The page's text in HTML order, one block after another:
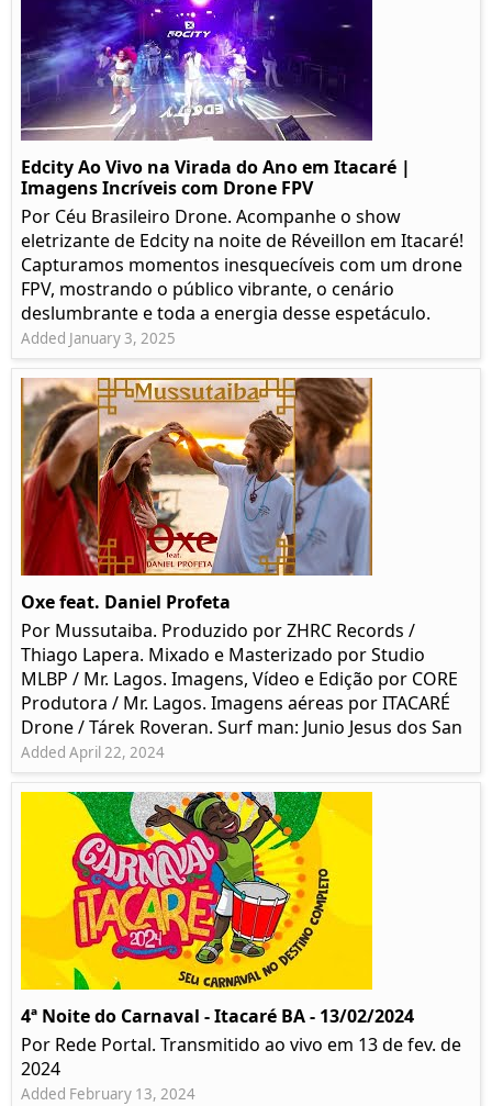
Edcity Ao Vivo na Virada do Ano em Itacaré |
Imagens Incríveis com Drone FPV
Por Céu Brasileiro Drone. Acompanhe o show
eletrizante de Edcity na noite de Réveillon em Itacaré!
Capturamos momentos inesquecíveis com um drone
FPV, mostrando o público vibrante, o cenário
deslumbrante e toda a energia desse espetáculo.
Added January 3, 2025
Oxe feat. Daniel Profeta
Por Mussutaiba. Produzido por ZHRC Records /
Thiago Lapera. Mixado e Masterizado por Studio
MLBP / Mr. Lagos. Imagens, Vídeo e Edição por CORE
Produtora / Mr. Lagos. Imagens aéreas por ITACARÉ
Drone / Tárek Roveran. Surf man: Junio Jesus dos San
Added April 22, 2024
4ª Noite do Carnaval - Itacaré BA - 13/02/2024
Por Rede Portal. Transmitido ao vivo em 13 de fev. de
2024
Added February 13, 2024